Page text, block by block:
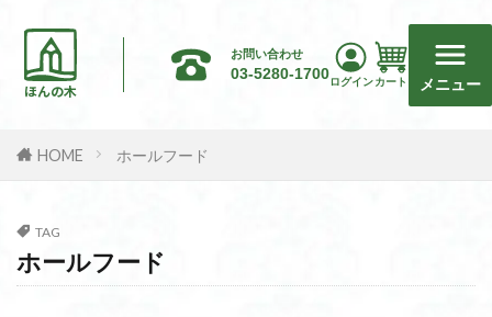
ほんの木
お問い合わせ
03-5280-1700
ログイン カート メニュー
HOME ホールフード
TAG
ホールフード